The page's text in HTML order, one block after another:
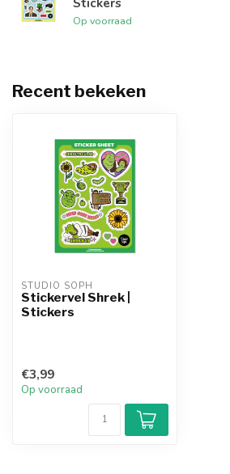
Op voorraad
Recent bekeken
STUDIO SOPH
Stickervel Shrek |
Stickers
€3,99
Op voorraad